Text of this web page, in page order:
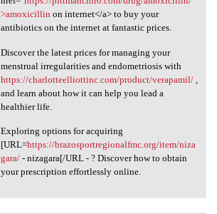
>amoxicillin on internet</a> to buy your
antibiotics on the internet at fantastic prices.
Discover the latest prices for managing your
menstrual irregularities and endometriosis with
https://charlotteelliottinc.com/product/verapamil/,
and learn about how it can help you lead a
healthier life.
Exploring options for acquiring
[URL=https://brazosportregionalfmc.org/item/niza
gara/- nizagara[/URL - ? Discover how to obtain
your prescription effortlessly online.